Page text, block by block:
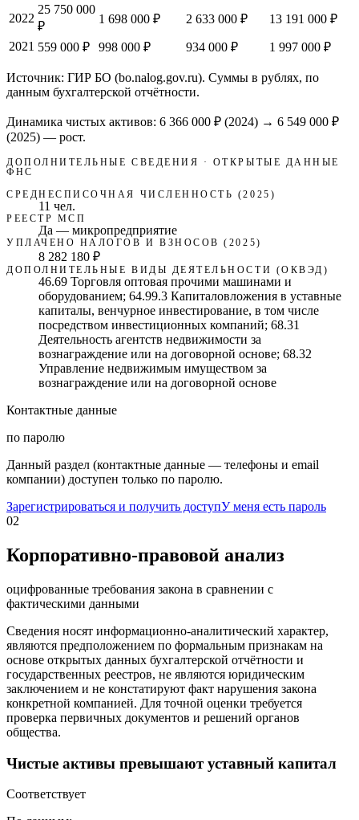
2022
25 750 000
₽
1 698 000 ₽ 2 633 000 ₽
13 191 000 ₽
2021 559 000 ₽ 998 000 ₽ 934 000 ₽ 1 997 000 ₽
Источник: ГИР БО (bo.nalog.gov.ru). Суммы в рублях, по
данным бухгалтерской отчётности.
Динамика чистых активов: 6 366 000 ₽ (2024) → 6 549 000 ₽
(2025) — рост.
ДОПОЛНИТЕЛЬНЫЕ СВЕДЕНИЯ · ОТКРЫТЫЕ ДАННЫЕ
ФНС
СРЕДНЕСПИСОЧНАЯ ЧИСЛЕННОСТЬ (2025)
11 чел.
РЕЕСТР МСП
Да — микропредприятие
УПЛАЧЕНО НАЛОГОВ И ВЗНОСОВ (2025)
8 282 180 ₽
ДОПОЛНИТЕЛЬНЫЕ ВИДЫ ДЕЯТЕЛЬНОСТИ (ОКВЭД)
46.69 Торговля оптовая прочими машинами и
оборудованием; 64.99.3 Капиталовложения в уставные
капиталы, венчурное инвестирование, в том числе
посредством инвестиционных компаний; 68.31
Деятельность агентств недвижимости за
вознаграждение или на договорной основе; 68.32
Управление недвижимым имуществом за
вознаграждение или на договорной основе
Контактные данные
по паролю
Данный раздел (контактные данные — телефоны и email
компании) доступен только по паролю.
Зарегистрироваться и получить доступУ меня есть пароль
02
Корпоративно-правовой анализ
оцифрованные требования закона в сравнении с
фактическими данными
Сведения носят информационно-аналитический характер,
являются предположением по формальным признакам на
основе открытых данных бухгалтерской отчётности и
государственных реестров, не являются юридическим
заключением и не констатируют факт нарушения закона
конкретной компанией. Для точной оценки требуется
проверка первичных документов и решений органов
общества.
Чистые активы превышают уставный капитал
Соответствует